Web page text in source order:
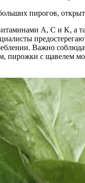
пирогов,
A, C и K, а
Важно
пирожки с щавелем